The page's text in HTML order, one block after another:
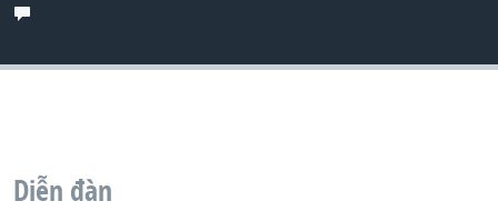
Diễn đàn